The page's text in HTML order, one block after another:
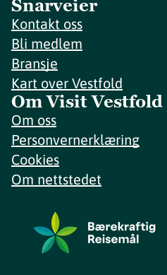
Snarveier
Kontakt oss
Bli medlem
Bransje
Kart over Vestfold
Om Visit Vestfold
Om oss
Personvernerklæring
Cookies
Om nettstedet